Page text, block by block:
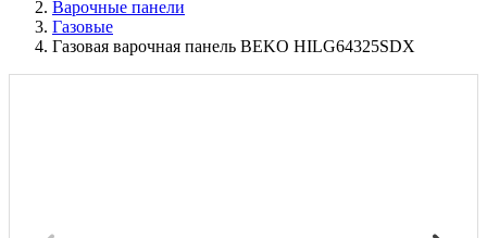
Варочные панели
Газовые
Газовая варочная панель BEKO HILG64325SDX